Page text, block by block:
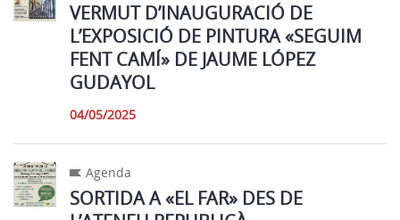
VERMUT D’INAUGURACIÓ DE
L’EXPOSICIÓ DE PINTURA «SEGUIM
FENT CAMÍ» DE JAUME LÓPEZ
GUDAYOL
04/05/2025
Agenda
SORTIDA A «EL FAR» DES DE